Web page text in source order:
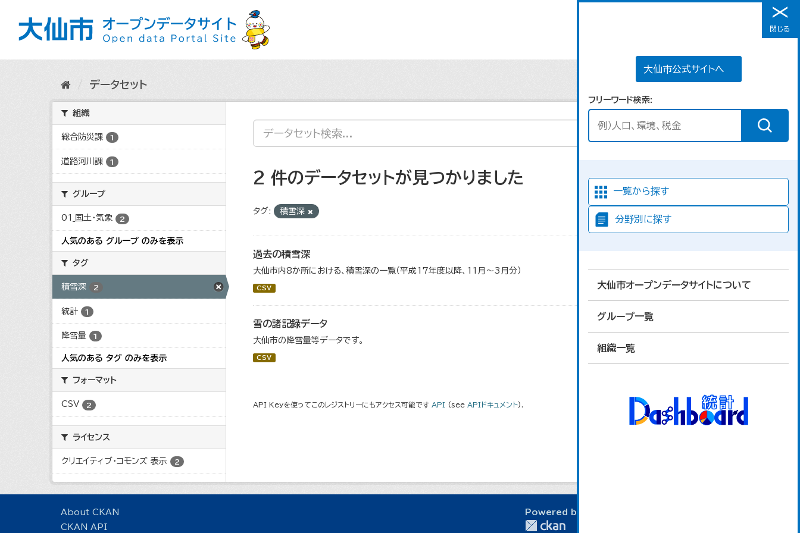
メニュー
大仙市公式サイトへ
フリーワード検索
一覧から探す
分野別に探す
大仙市オープンデータサイトについて
グループ一覧
組織一覧
閉じる
データセット
組織
総合防災課 1
道路河川課 1
グループ
01_国土・気象 2
人気のある グループ のみを表示
タグ
積雪深 2
統計 1
降雪量 1
人気のある タグ のみを表示
フォーマット
CSV 2
ライセンス
クリエイティブ・コモンズ 表示 2
2 件のデータセットが見つかりました
タグ: 積雪深
過去の積雪深
大仙市内8か所における、積雪深の一覧（平成17年度以降、11月～3月分）
CSV
雪の諸記録データ
大仙市の降雪量等データです。
CSV
API Keyを使ってこのレジストリーにもアクセス可能です API (see APIドキュメント).
About CKAN
CKAN API
Powered by